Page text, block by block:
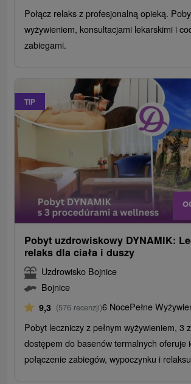
Połącz relaks z profesjonalną opieką.
wyżywieniem, konsultacjami lekarskimi i
zabiegami.
TIP
Pobyt uzdrowiskowy DYNAMIK:
relaks dla ciała i duszy
Uzdrowisko Bojnice
Bojnice
9,3 (576 recenzji)6 NocePełne
Pobyt leczniczy z pełnym wyżywieniem, 3
dostępem do basenów termalnych oferuje
połączenie zabiegów, wypoczynku i